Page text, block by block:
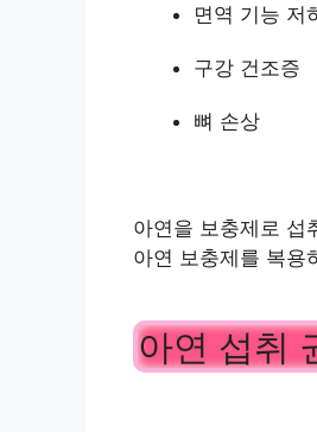
면역 기능 저
구강 건조증
뼈 손상
아연을 보충제로 섭
아연 보충제를 복용
아연 섭취